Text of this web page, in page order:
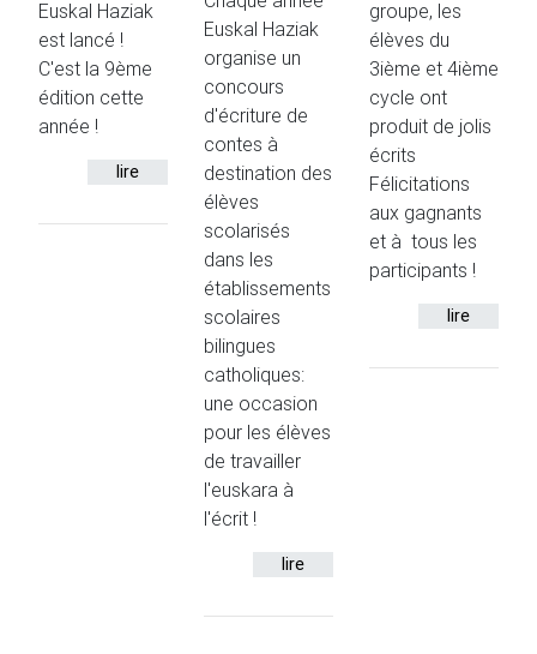
Euskal Haziak
est lancé !
C'est la 9ème
édition cette
année !
lire
Euskal Haziak
organise un
concours
d'écriture de
contes à
destination des
élèves
scolarisés
dans les
établissements
scolaires
bilingues
catholiques:
une occasion
pour les élèves
de travailler
l'euskara à
l'écrit !
lire
groupe, les
élèves du
3ième et 4ième
cycle ont
produit de jolis
écrits
Félicitations
aux gagnants
et à tous les
participants !
lire